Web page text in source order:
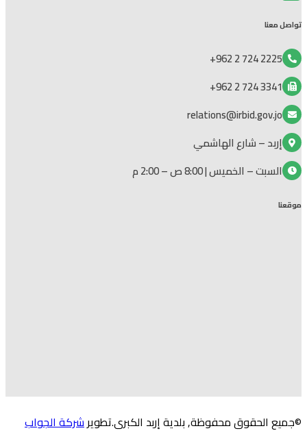
تواصل معنا
2225 724 2 962+
3341 724 2 962+
relations@irbid.gov.jo
إربد – شارع الهاشمي
السبت – الخميس | 8:00 ص – 2:00 م
موقعنا
©جميع الحقوق محفوظة, بلدية إربد الكبرى.تطويرشركة الجواب